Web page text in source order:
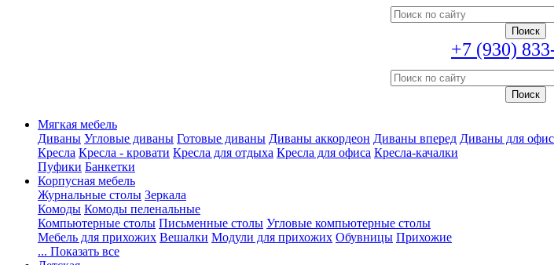
+7 (930)
Мягкая мебель
Диваны Угловые диваны Готовые диваны Диваны аккордеон Диваны вперед Диваны для
Кресла Кресла - кровати Кресла для отдыха Кресла для офиса Кресла-качалки
Пуфики Банкетки
Корпусная мебель
Журнальные столы Зеркала
Комоды Комоды пеленальные
Компьютерные столы Письменные столы Угловые компьютерные столы
Мебель для прихожих Вешалки Модули для прихожих Обувницы Прихожие
... Показать все